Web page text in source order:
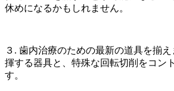
休めになるかもしれません。
３. 歯内治療のための最新の道具を揃
揮する器具と、特殊な回転切削をコン
す。